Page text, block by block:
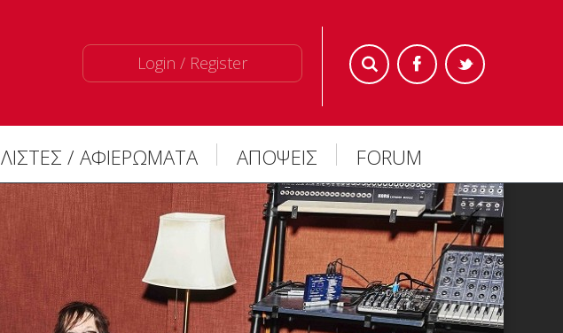
Login / Register
ΛΙΣΤΕΣ / ΑΦΙΕΡΩΜΑΤΑ ΑΠΟΨΕΙΣ FORUM